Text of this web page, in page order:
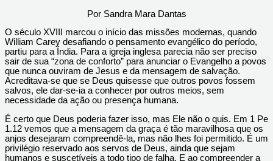
Por Sandra Mara Dantas
O século XVIII marcou o início das missões modernas, quando
William Carey desafiando o pensamento evangélico do período,
partiu para a Índia. Para a igreja inglesa parecia não ser preciso
sair de sua “zona de conforto” para anunciar o Evangelho a povos
que nunca ouviram de Jesus e da mensagem de salvação.
Acreditava-se que se Deus quisesse que outros povos fossem
salvos, ele dar-se-ia a conhecer por outros meios, sem
necessidade da ação ou presença humana.
É certo que Deus poderia fazer isso, mas Ele não o quis. Em 1 Pe
1.12 vemos que a mensagem da graça é tão maravilhosa que os
anjos desejaram compreendê-la, mas não lhes foi permitido. É um
privilégio reservado aos servos de Deus, ainda que sejam
humanos e suscetíveis a todo tipo de falha. E ao compreender a